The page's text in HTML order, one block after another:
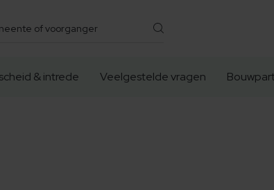
& intrede Veelgestelde vragen